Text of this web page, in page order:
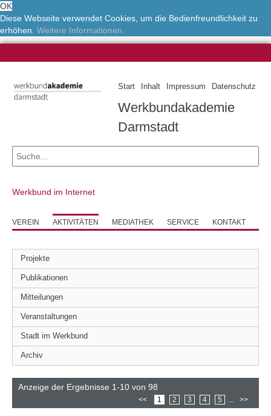
OK
Diese Webseite verwendet Cookies, um die Bedienfreundlichkeit zu
erhöhen. Weitere Informationen.
Start Inhalt Impressum Datenschutz
Werkbundakademie
Darmstadt
Werkbund im Internet
VEREIN AKTIVITÄTEN MEDIATHEK SERVICE KONTAKT
Projekte
Publikationen
Mitteilungen
Veranstaltungen
Stadt im Werkbund
Archiv
Anzeige der Ergebnisse 1-10 von 98
<< 1 2 3 4 5 ... >>